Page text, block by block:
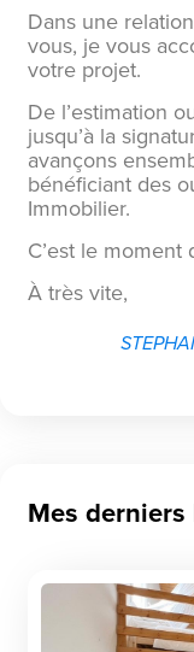
Dans une
vous, je vous
votre projet.
De l’estimation
jusqu’à la
avançons
bénéficiant des
Immobilier.
C’est le
À très vite,
Mes